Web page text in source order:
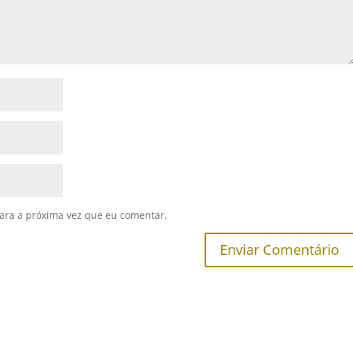
a próxima vez que eu comentar.